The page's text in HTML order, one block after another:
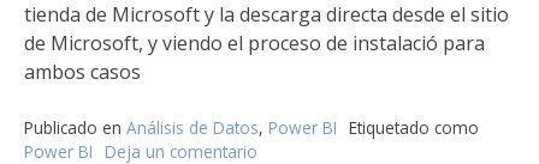
tienda de Microsoft y la descarga directa desde el sitio
de Microsoft, y viendo el proceso de instalació para
ambos casos
Publicado en Análisis de Datos, Power BI Etiquetado como
Power BI
Deja un comentario